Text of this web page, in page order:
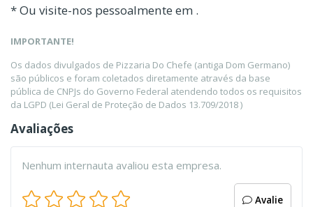
* Ou visite-nos pessoalmente em .
IMPORTANTE!
Os dados divulgados de Pizzaria Do Chefe (antiga Dom Germano)
são públicos e foram coletados diretamente através da base
pública de CNPJs do Governo Federal atendendo todos os requisitos
da LGPD (Lei Geral de Proteção de Dados 13.709/2018 )
Avaliações
Nenhum internauta avaliou esta empresa.
Avalie